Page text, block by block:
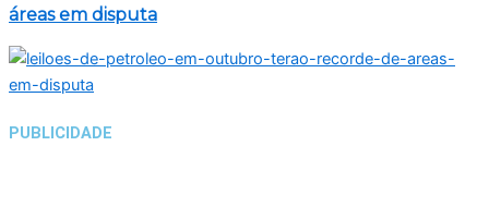
áreas em disputa
PUBLICIDADE